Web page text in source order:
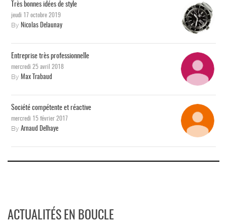
Très bonnes idées de style
jeudi 17 octobre 2019
By Nicolas Delaunay
Entreprise très professionnelle
mercredi 25 avril 2018
By Max Trabaud
Société compétente et réactive
mercredi 15 février 2017
By Arnaud Delhaye
ACTUALITÉS EN BOUCLE